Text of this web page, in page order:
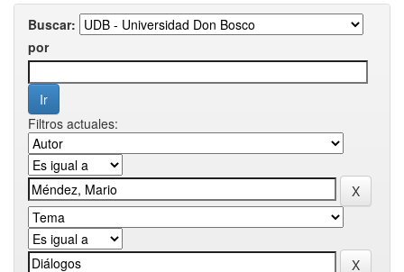
Buscar:
por
Filtros actuales: